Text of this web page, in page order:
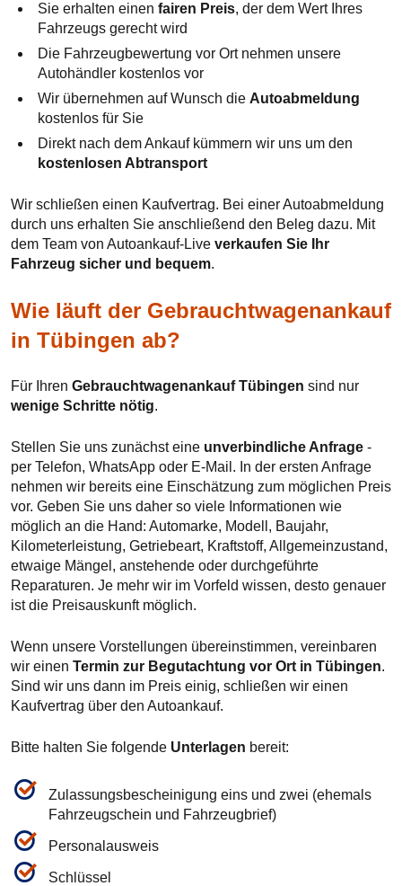
Sie erhalten einen fairen Preis, der dem Wert Ihres
Fahrzeugs gerecht wird
Die Fahrzeugbewertung vor Ort nehmen unsere
Autohändler kostenlos vor
Wir übernehmen auf Wunsch die Autoabmeldung
kostenlos für Sie
Direkt nach dem Ankauf kümmern wir uns um den
kostenlosen Abtransport
Wir schließen einen Kaufvertrag. Bei einer Autoabmeldung
durch uns erhalten Sie anschließend den Beleg dazu. Mit
dem Team von Autoankauf-Live verkaufen Sie Ihr
Fahrzeug sicher und bequem.
Wie läuft der Gebrauchtwagenankauf
in Tübingen ab?
Für Ihren Gebrauchtwagenankauf Tübingen sind nur
wenige Schritte nötig.
Stellen Sie uns zunächst eine unverbindliche Anfrage -
per Telefon, WhatsApp oder E-Mail. In der ersten Anfrage
nehmen wir bereits eine Einschätzung zum möglichen Preis
vor. Geben Sie uns daher so viele Informationen wie
möglich an die Hand: Automarke, Modell, Baujahr,
Kilometerleistung, Getriebeart, Kraftstoff, Allgemeinzustand,
etwaige Mängel, anstehende oder durchgeführte
Reparaturen. Je mehr wir im Vorfeld wissen, desto genauer
ist die Preisauskunft möglich.
Wenn unsere Vorstellungen übereinstimmen, vereinbaren
wir einen Termin zur Begutachtung vor Ort in Tübingen.
Sind wir uns dann im Preis einig, schließen wir einen
Kaufvertrag über den Autoankauf.
Bitte halten Sie folgende Unterlagen bereit:
Zulassungsbescheinigung eins und zwei (ehemals
Fahrzeugschein und Fahrzeugbrief)
Personalausweis
Schlüssel